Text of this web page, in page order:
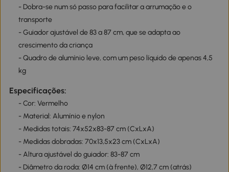
- Dobra-se num só passo para facilitar a arrumação e o
transporte
- Guiador ajustável de 83 a 87 cm, que se adapta ao
crescimento da criança
- Quadro de alumínio leve, com um peso líquido de apenas 4,5
kg
Especificações:
- Cor: Vermelho
- Material: Alumínio e nylon
- Medidas totais: 74x52x83-87 cm (CxLxA)
- Medidas dobradas: 70x13,5x23 cm (CxLxA)
- Altura ajustável do guiador: 83-87 cm
- Diâmetro da roda: Ø14 cm (à frente), Ø12,7 cm (atrás)